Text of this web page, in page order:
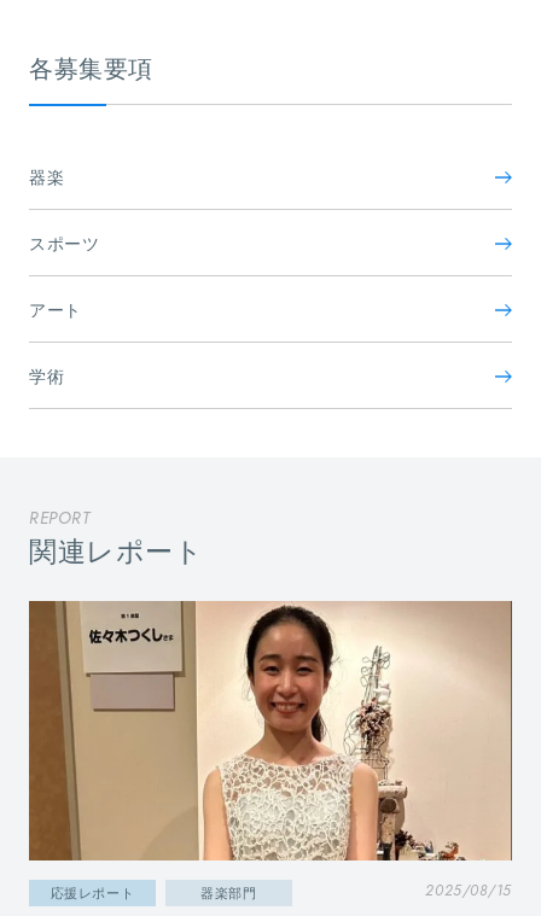
各募集要項
器楽
スポーツ
アート
学術
REPORT
関連レポート
応援レポート 器楽部門 2025/08/15